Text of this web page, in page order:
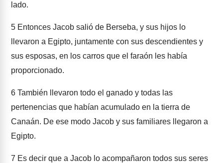
lado.
5 Entonces Jacob salió de Berseba, y sus hijos lo
llevaron a Egipto, juntamente con sus descendientes y
sus esposas, en los carros que el faraón les había
proporcionado.
6 También llevaron todo el ganado y todas las
pertenencias que habían acumulado en la tierra de
Canaán. De ese modo Jacob y sus familiares llegaron a
Egipto.
7 Es decir que a Jacob lo acompañaron todos sus seres